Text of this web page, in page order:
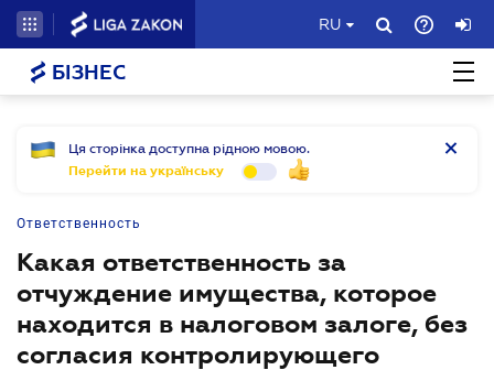
RU
БІЗНЕС
Ця сторінка доступна рідною мовою.
Перейти на українську
Ответственность
Какая ответственность за
отчуждение имущества, которое
находится в налоговом залоге, без
согласия контролирующего